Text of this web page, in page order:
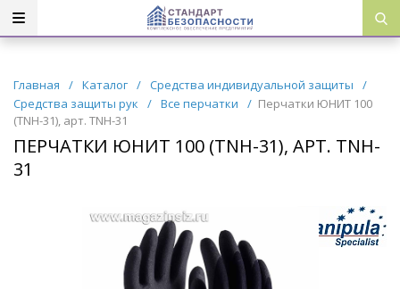
Главная / Каталог / Средства индивидуальной защиты
/
Средства защиты рук
/ Все перчатки / Перчатки ЮНИТ 100
(TNH-31), арт. TNH-31
ПЕРЧАТКИ ЮНИТ 100 (TNH-31), АРТ. TNH-
31